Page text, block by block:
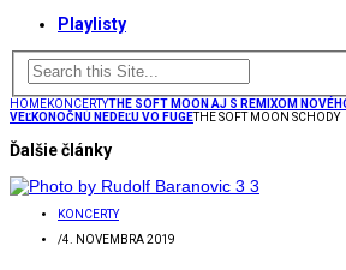
Playlisty
HOMEKONCERTYTHE SOFT MOON AJ S REMIXOM
VEĽKONOČNÚ NEDEĽU VO FUGETHE SOFT MOON SCHODY
Ďalšie články
KONCERTY
/4. NOVEMBRA 2019